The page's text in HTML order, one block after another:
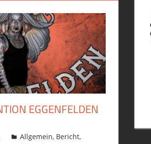
EGGENFELDEN
philofax
Allgemein, Bericht,